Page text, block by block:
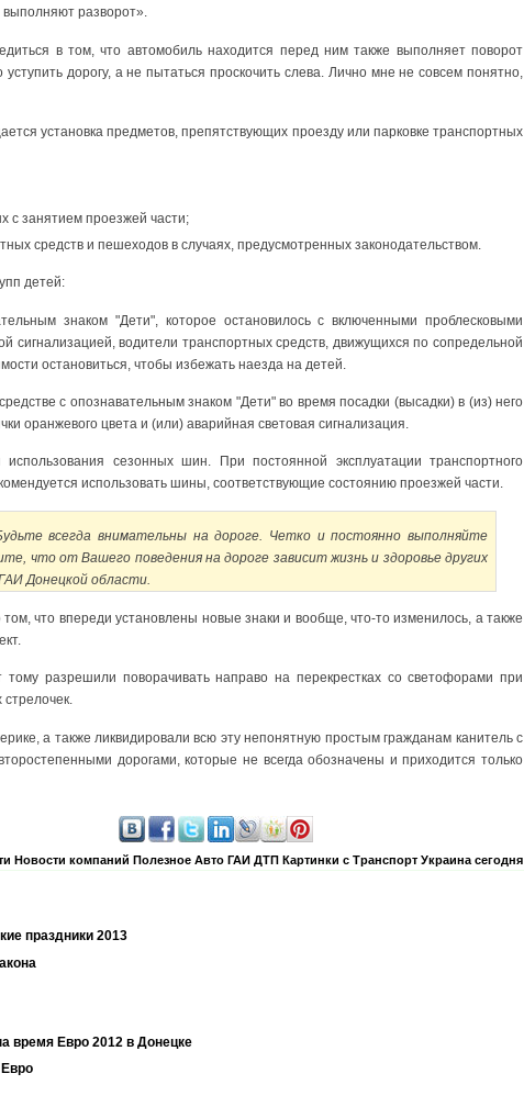
разворот».
в том, что автомобиль находится перед ним также выполняет поворот
дорогу, а не пытаться проскочить слева. Лично мне не совсем понятно,
установка предметов, препятствующих проезду или парковке транспортных
с занятием проезжей части;
средств и пешеходов в случаях, предусмотренных законодательством.
детей:
знаком "Дети", которое остановилось с включенными проблесковыми
сигнализацией, водители транспортных средств, движущихся по сопредельной
остановиться, чтобы избежать наезда на детей.
с опознавательным знаком "Дети" во время посадки (высадки) в (из) него
оранжевого цвета и (или) аварийная световая сигнализация.
сезонных шин. При постоянной эксплуатации транспортного
использовать шины, соответствующие состоянию проезжей части.
всегда внимательны на дороге. Четко и постоянно выполняйте
что от Вашего поведения на дороге зависит жизнь и здоровье других
Донецкой области.
что впереди установлены новые знаки и вообще, что-то изменилось, а также
разрешили поворачивать направо на перекрестках со светофорами при
стрелочек.
а также ликвидировали всю эту непонятную простым гражданам канитель с
дорогами, которые не всегда обозначены и приходится только
Новости компаний Полезное Авто ГАИ ДТП Картинки с Транспорт Украина сегодня
праздники 2013
время Евро 2012 в Донецке